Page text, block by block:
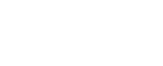
túl van a járvány tetőpontján
utolsó boszorkányvadász?
sorozat indult itthon is
toplistás műsora
dobják fel a TV2 sorozatát